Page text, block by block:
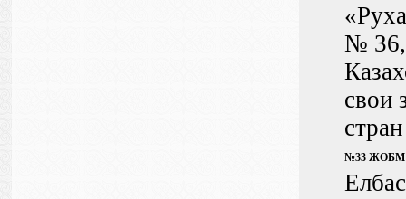
№ 36,
свои
№33 ЖОБМ